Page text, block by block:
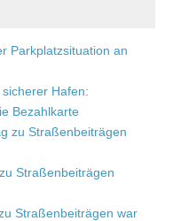
Parkplatzsituation an
Hafen:
Bezahlkarte
zu Straßenbeiträgen
Straßenbeiträgen
Straßenbeiträgen war